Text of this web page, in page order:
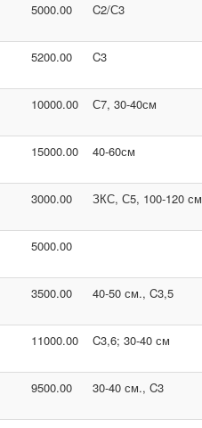
5000.00 C2/С3
5200.00 C3
10000.00 С7, 30-40см
15000.00 40-60см
3000.00 ЗКС, С5, 100-120 см
5000.00
3500.00 40-50 см., C3,5
11000.00 C3,6; 30-40 см
9500.00 30-40 см., C3